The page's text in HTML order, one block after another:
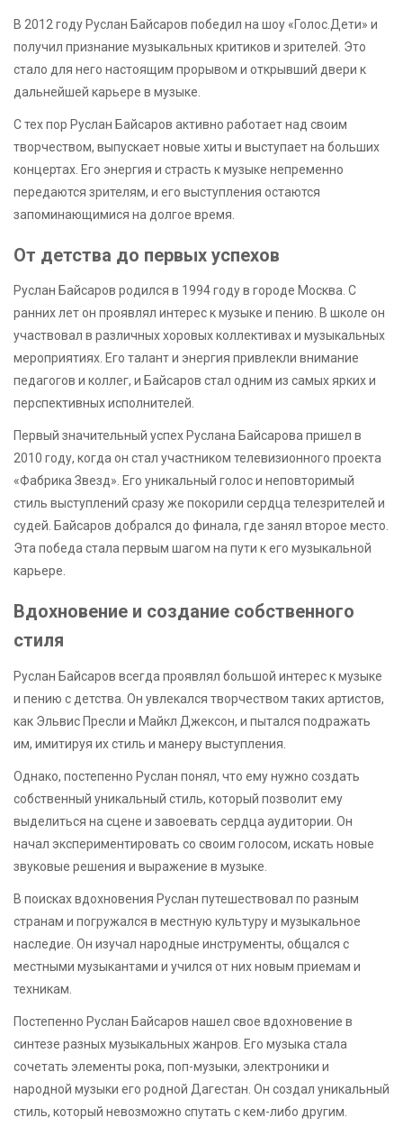
В 2012 году Руслан Байсаров победил на шоу «Голос.Дети» и
получил признание музыкальных критиков и зрителей. Это
стало для него настоящим прорывом и открывший двери к
дальнейшей карьере в музыке.
С тех пор Руслан Байсаров активно работает над своим
творчеством, выпускает новые хиты и выступает на больших
концертах. Его энергия и страсть к музыке непременно
передаются зрителям, и его выступления остаются
запоминающимися на долгое время.
От детства до первых успехов
Руслан Байсаров родился в 1994 году в городе Москва. С
ранних лет он проявлял интерес к музыке и пению. В школе он
участвовал в различных хоровых коллективах и музыкальных
мероприятиях. Его талант и энергия привлекли внимание
педагогов и коллег, и Байсаров стал одним из самых ярких и
перспективных исполнителей.
Первый значительный успех Руслана Байсарова пришел в
2010 году, когда он стал участником телевизионного проекта
«Фабрика Звезд». Его уникальный голос и неповторимый
стиль выступлений сразу же покорили сердца телезрителей и
судей. Байсаров добрался до финала, где занял второе место.
Эта победа стала первым шагом на пути к его музыкальной
карьере.
Вдохновение и создание собственного
стиля
Руслан Байсаров всегда проявлял большой интерес к музыке
и пению с детства. Он увлекался творчеством таких артистов,
как Эльвис Пресли и Майкл Джексон, и пытался подражать
им, имитируя их стиль и манеру выступления.
Однако, постепенно Руслан понял, что ему нужно создать
собственный уникальный стиль, который позволит ему
выделиться на сцене и завоевать сердца аудитории. Он
начал экспериментировать со своим голосом, искать новые
звуковые решения и выражение в музыке.
В поисках вдохновения Руслан путешествовал по разным
странам и погружался в местную культуру и музыкальное
наследие. Он изучал народные инструменты, общался с
местными музыкантами и учился от них новым приемам и
техникам.
Постепенно Руслан Байсаров нашел свое вдохновение в
синтезе разных музыкальных жанров. Его музыка стала
сочетать элементы рока, поп-музыки, электроники и
народной музыки его родной Дагестан. Он создал уникальный
стиль, который невозможно спутать с кем-либо другим.